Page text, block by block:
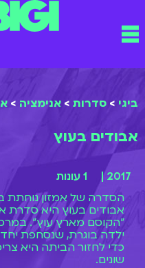
תפריט
ביגי > סדרות > אנימציה >
אבודים בעוץ
2017 |
1 עונות
הסדרה של אמזון נוחתת
אבודים בעוץ היא סדרת
"הקוסם מארץ עוץ".
ילדה בוגרת, שנסחפת
כדי לחזור הביתה היא
שונים.